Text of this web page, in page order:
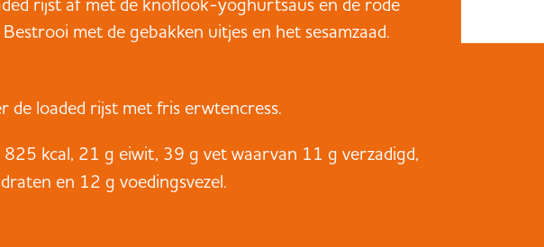
met de gebakken uitjes en het sesamzaad.
de loaded rijst met fris erwtencress.
825 kcal, 21 g eiwit, 39 g vet waarvan 11 g verzadigd,
en 12 g voedingsvezel.